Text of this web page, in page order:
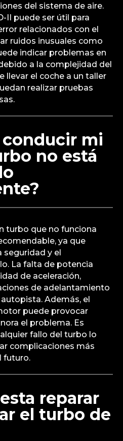
del sistema de aire.
II puede ser útil para
relacionados con el
ruidos inusuales como
indicar problemas en
a la complejidad del
llevar el coche a un taller
realizar pruebas
conducir mi
no está
turbo que no funciona
ya que
y el
La falta de potencia
de aceleración,
de adelantamiento
Además, el
puede provocar
el problema. Es
fallo del turbo lo
complicaciones más
futuro.
reparar
el turbo de